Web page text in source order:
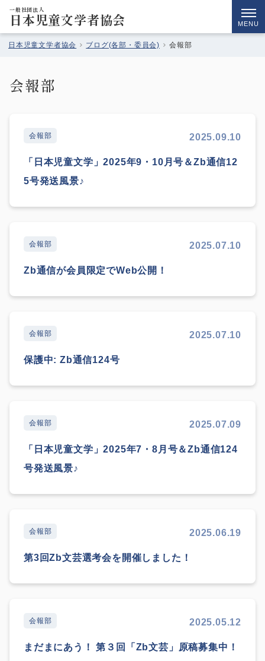
一般社団法人
日本児童文学者協会 MENU
日本児童文学者協会 ブログ(各部・委員会) 会報部
会報部
会報部 2025.09.10
「日本児童文学」2025年9・10月号＆Zb通信12
5号発送風景♪
会報部 2025.07.10
Zb通信が会員限定でWeb公開！
会報部 2025.07.10
保護中: Zb通信124号
会報部 2025.07.09
「日本児童文学」2025年7・8月号＆Zb通信124
号発送風景♪
会報部 2025.06.19
第3回Zb文芸選考会を開催しました！
会報部 2025.05.12
まだまにあう！ 第３回「Zb文芸」原稿募集中！